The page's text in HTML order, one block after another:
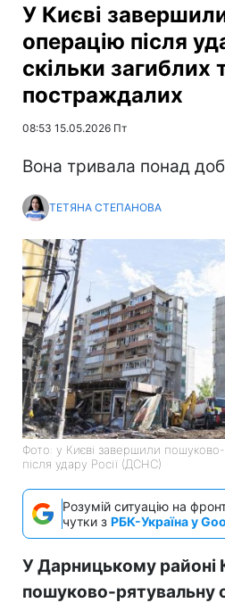
У Києві
операцію після
скільки загиблих
постраждалих
08:53 15.05.2026 Пт
Вона тривала понад
ТЕТЯНА СТЕПАНОВА
Фото: у Києві завершили
після удару Росії (ДСНС)
Розумій ситуацію на
чутки з РБК-Україна у
У Дарницькому районі
пошуково-рятувальну